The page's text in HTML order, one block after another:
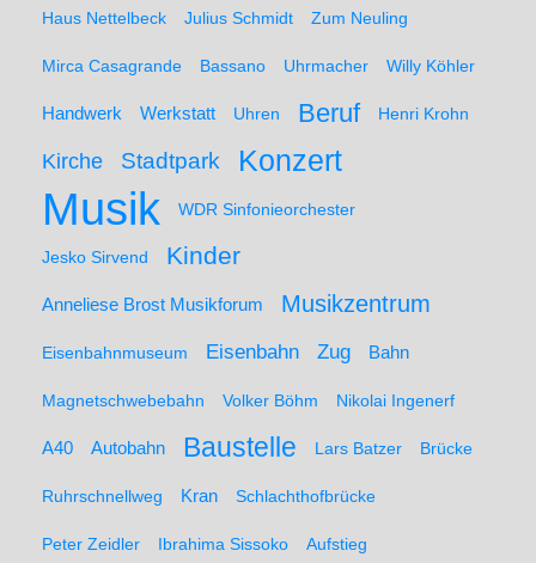
Haus Nettelbeck Julius Schmidt Zum Neuling
Mirca Casagrande Bassano Uhrmacher Willy Köhler
Handwerk Werkstatt Uhren Beruf Henri Krohn
Kirche Stadtpark Konzert
Musik WDR Sinfonieorchester
Jesko Sirvend Kinder
Anneliese Brost Musikforum Musikzentrum
Eisenbahnmuseum Eisenbahn Zug Bahn
Magnetschwebebahn Volker Böhm Nikolai Ingenerf
A40 Autobahn Baustelle Lars Batzer Brücke
Ruhrschnellweg Kran Schlachthofbrücke
Peter Zeidler Ibrahima Sissoko Aufstieg